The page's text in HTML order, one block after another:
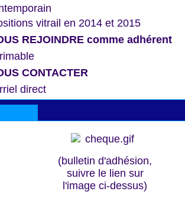
vitrail en 2014 et 2015
REJOINDRE comme adhérent
CONTACTER
direct
(bulletin d'adhésion,
suivre le lien sur
l'image ci-dessus)